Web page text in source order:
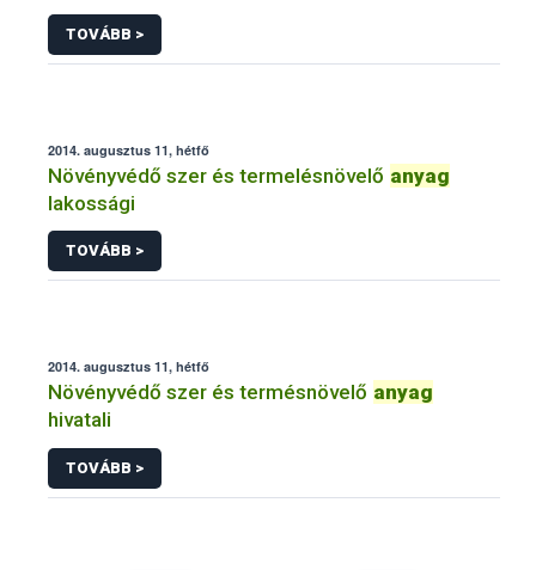
TOVÁBB >
2014. augusztus 11, hétfő
Növényvédő szer és termelésnövelő anyag
lakossági
TOVÁBB >
2014. augusztus 11, hétfő
Növényvédő szer és termésnövelő anyag
hivatali
TOVÁBB >